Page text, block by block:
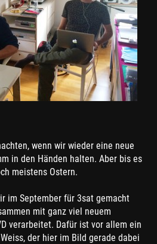
wenn wir wieder eine neue
in den Händen halten. Aber bis es
meistens Ostern.
im September für 3sat gemacht
mit ganz viel neuem
verarbeitet. Dafür ist vor allem ein
der hier im Bild gerade dabei